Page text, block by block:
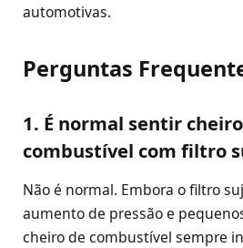
automotivas.
Perguntas
1. É normal sentir
combustível com filtro
Não é normal. Embora o filtro
aumento de pressão e
cheiro de combustível sempre